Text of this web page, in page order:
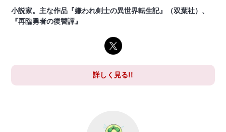
小説家。主な作品『嫌われ剣士の異世界転生記』（双葉社）、
『再臨勇者の復讐譚』
詳しく見る!!